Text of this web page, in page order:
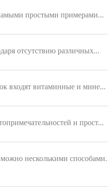
простыми примерами...
отсутствию различных...
входят витаминные и мине...
и прост...
несколькими способами.